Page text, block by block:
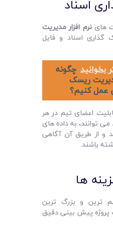
اسناد
هاینرم‌ افزار مدیریت
گذاری اسناد و فایل‌
بخوانید چگونه
ريسک
عمل کنيم؟
اعضای تیم در هر
‌توانند، به داده‌ های
و از طریق آن آگاهی
باشند.
ها
‌ترین و بزرگ ترین
پیش بینی دقیق